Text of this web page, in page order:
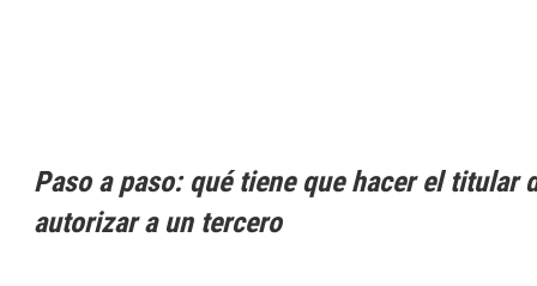
Paso a paso: qué tiene que hacer el titular
autorizar a un tercero